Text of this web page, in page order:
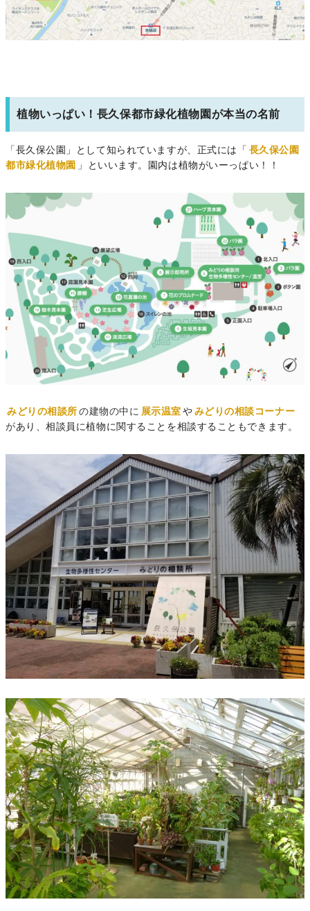
植物いっぱい！長久保都市緑化植物園が本当の名前
「長久保公園」として知られていますが、正式には「 長久保公園
都市緑化植物園
」といいます。園内は植物がいーっぱい！！
みどりの相談所 の建物の中に 展示温室 や みどりの相談コーナー
があり、相談員に植物に関することを相談することもできます。